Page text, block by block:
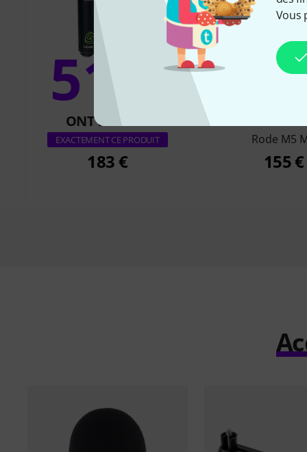
Vous
51%
ONT ACHETÉ
EXACTEMENT CE PRODUIT
183 €
Rode M5
155 €